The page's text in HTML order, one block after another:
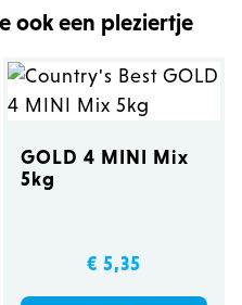
ook een pleziertje
GOLD 4 MINI Mix
5kg
€ 5,35